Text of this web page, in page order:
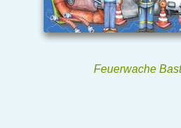
Feuerwache